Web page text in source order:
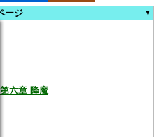
ージ
第六章 降魔